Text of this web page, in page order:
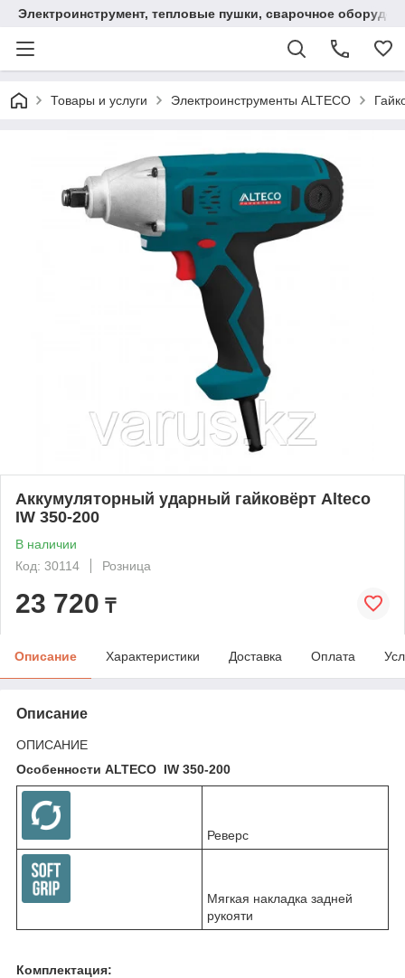
Электроинструмент, тепловые пушки, сварочное
Товары и услуги Электроинструменты ALTECO
Аккумуляторный ударный гайковёрт Alteco
IW 350-200
В наличии
Код: 30114
Розница
23 720 ₸
Описание Характеристики Доставка Оплата
Описание
ОПИСАНИЕ
Особенности ALTECO IW 350-200
Реверс
Мягкая накладка задней
рукояти
Комплектация: